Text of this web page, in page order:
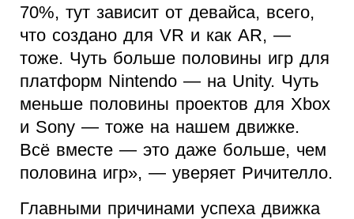
70%, тут зависит от девайса, всего,
что создано для VR и как AR, —
тоже. Чуть больше половины игр для
платформ Nintendo — на Unity. Чуть
меньше половины проектов для Xbox
и Sony — тоже на нашем движке.
Всё вместе — это даже больше, чем
половина игр», — уверяет Ричителло.
Главными причинами успеха движка